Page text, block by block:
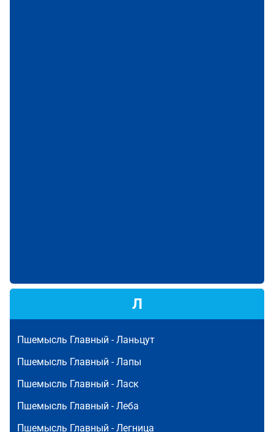
Л
Пшемысль Главный -Ланьцут
Пшемысль Главный -Лапы
Пшемысль Главный -Ласк
Пшемысль Главный -Леба
Пшемысль Главный -Легница